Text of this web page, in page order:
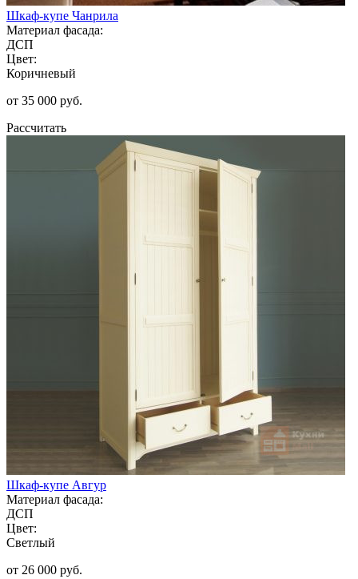
Шкаф-купе Чанрила
Материал фасада:
ДСП
Цвет:
Коричневый
от 35 000 руб.
Рассчитать
Шкаф-купе Авгур
Материал фасада:
ДСП
Цвет:
Светлый
от 26 000 руб.